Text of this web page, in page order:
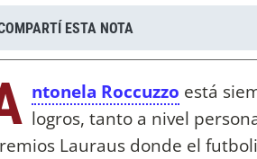
ESTA NOTA
ntonela Roccuzzo está
logros, tanto a nivel
Lauraus donde el